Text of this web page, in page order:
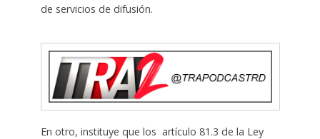
de servicios de difusión.
En otro, instituye que los artículo 81.3 de la Ley